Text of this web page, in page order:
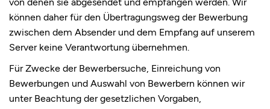
können daher für den Übertragungsweg der Bewerbung
zwischen dem Absender und dem Empfang auf unserem
Server keine Verantwortung übernehmen.
Für Zwecke der Bewerbersuche, Einreichung von
Bewerbungen und Auswahl von Bewerbern können wir
unter Beachtung der gesetzlichen Vorgaben,